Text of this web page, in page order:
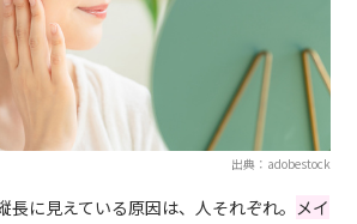
出典：adobestock
長に見えている原因は、人それぞれ。 メイ